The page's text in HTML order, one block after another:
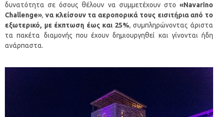
δυνατότητα σε όσους θέλουν να συμμετέχουν στο «Navarino
Challenge», να κλείσουν τα αεροπορικά τους εισιτήρια από το
εξωτερικό, με έκπτωση έως και 25%, συμπληρώνοντας άριστα
τα πακέτα διαμονής που έχουν δημιουργηθεί και γίνονται ήδη
ανάρπαστα.